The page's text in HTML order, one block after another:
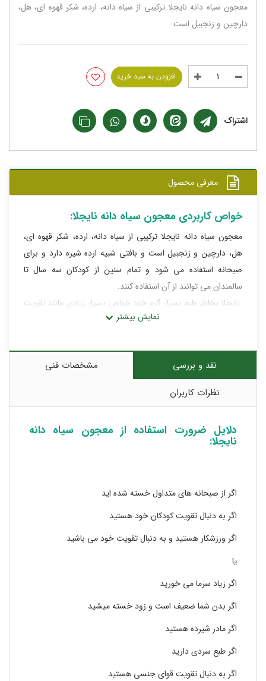
معجون سیاه دانه نایجلا ترکیبی از سیاه دانه، ارده، شکر قهوه ای، هل،
دارچین و زنجبیل است
افزودن به سبد خرید
اشتراک
معرفی محصول
خواص کاربردی معجون سیاه دانه نایجلا:
معجون سیاه دانه نایجلا ترکیبی از سیاه دانه، ارده، شکر قهوه ای،
هل، دارچین و زنجبیل است و بافتی شبیه ارده شیره دارد و برای
صبحانه استفاده می شود و تمام سنین از کودکان سه سال تا
سالمندان می توانند از آن استفاده کنند.
نایجلا بخاطر طبع بسیار گرم خود خواص بسیار زیادی مانند تقویت
سیستم ایمنی، قوای جسمانی و جنسی، درمان سردمزاجی، کمردرد
معده و ... دارد.
نقد و بررسی
مشخصات فنی
نظرات کاربران
دلایل ضرورت استفاده از معجون سیاه دانه
نایجلا:
اگر از صبحانه های متداول خسته شده اید
اگر به دنبال تقویت کودکان خود هستید
اگر ورزشکار هستید و به دنبال تقویت خود می باشید
یا
اگر زیاد سرما می خورید
اگر بدن شما ضعیف است و زود خسته میشید
اگر مادر شیرده هستید
اگر طبع سردی دارید
اگر به دنبال تقویت قوای جنسی هستید